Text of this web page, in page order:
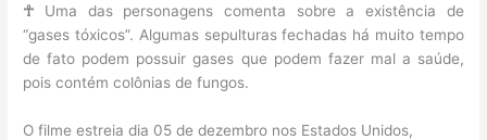
☥ Uma das personagens comenta sobre a existência de
“gases tóxicos”. Algumas sepulturas fechadas há muito tempo
de fato podem possuir gases que podem fazer mal a saúde,
pois contém colônias de fungos.
O filme estreia dia 05 de dezembro nos Estados Unidos,